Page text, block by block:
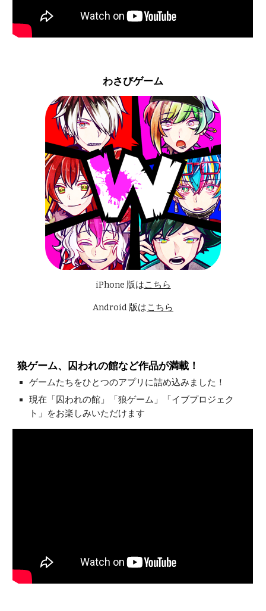
わさびゲーム
iPhone 版はこちら
Android 版はこちら
狼ゲーム、囚われの館など作品が満載！
ゲームたちをひとつのアプリに詰め込みました！
現在「囚われの館」「狼ゲーム」「イブプロジェク
ト」をお楽しみいただけます